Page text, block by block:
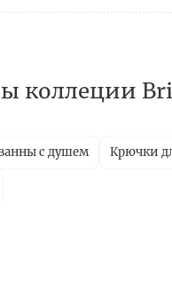
коллеции
с душем Крючки